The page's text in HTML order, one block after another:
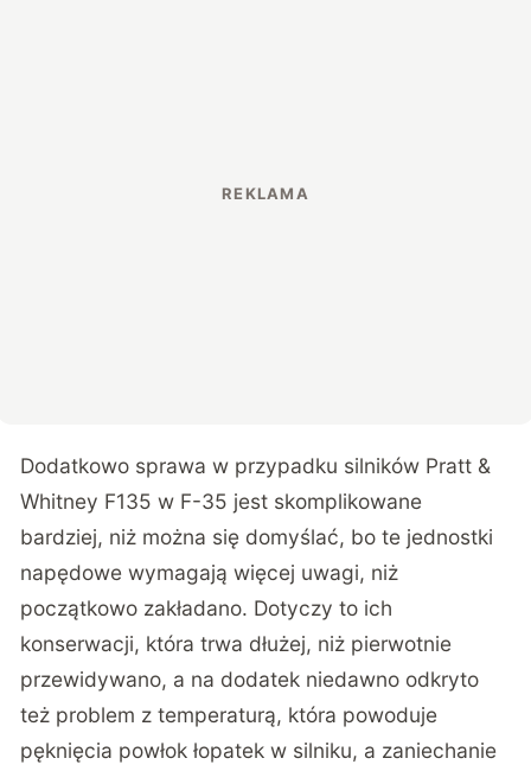
Dodatkowo sprawa w przypadku silników Pratt &
Whitney F135 w F-35 jest skomplikowane
bardziej, niż można się domyślać, bo te jednostki
napędowe wymagają więcej uwagi, niż
początkowo zakładano. Dotyczy to ich
konserwacji, która trwa dłużej, niż pierwotnie
przewidywano, a na dodatek niedawno odkryto
też problem z temperaturą, która powoduje
pęknięcia powłok łopatek w silniku, a zaniechanie